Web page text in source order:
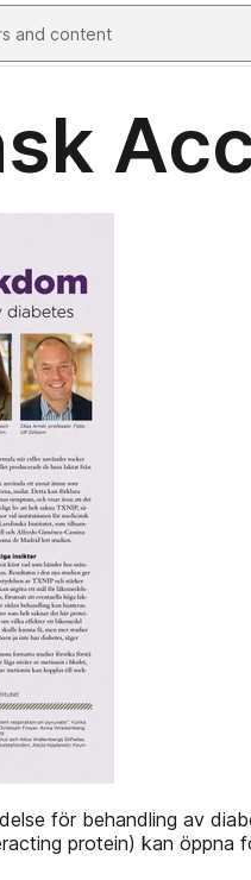
för behandling av
protein) kan öppna